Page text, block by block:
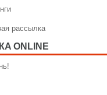
рассылка
ONLINE